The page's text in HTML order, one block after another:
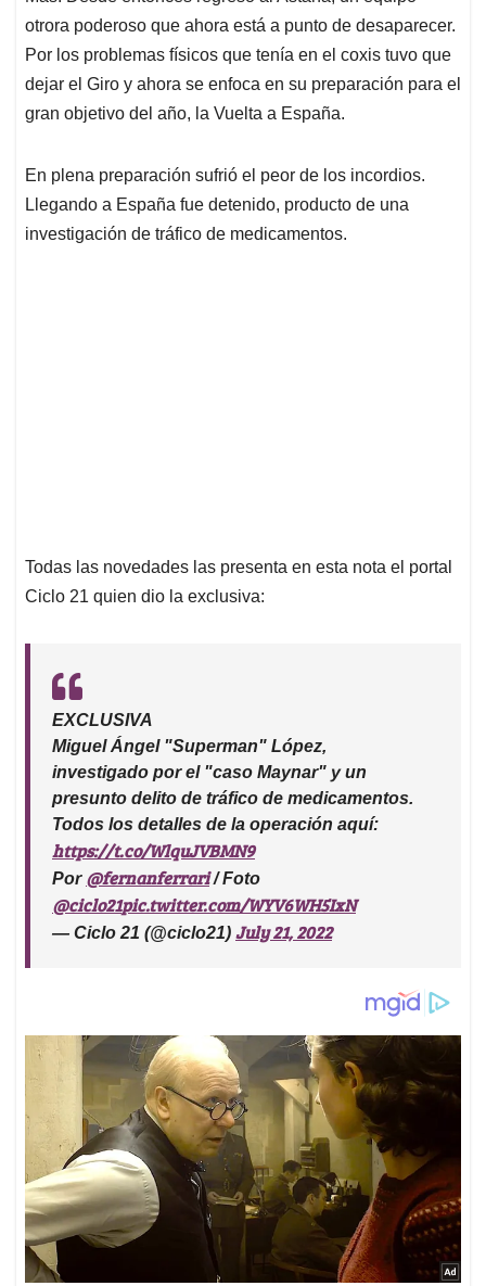
otrora poderoso que ahora está a punto de desaparecer.
Por los problemas físicos que tenía en el coxis tuvo que
dejar el Giro y ahora se enfoca en su preparación para el
gran objetivo del año, la Vuelta a España.
En plena preparación sufrió el peor de los incordios.
Llegando a España fue detenido, producto de una
investigación de tráfico de medicamentos.
Todas las novedades las presenta en esta nota el portal
Ciclo 21 quien dio la exclusiva:
EXCLUSIVA
Miguel Ángel "Superman" López,
investigado por el "caso Maynar" y un
presunto delito de tráfico de medicamentos.
Todos los detalles de la operación aquí:
https://t.co/WlquJVBMN9
Por @fernanferrari/ Foto
@ciclo21pic.twitter.com/WYV6WH5IxN
— Ciclo 21 (@ciclo21) July 21, 2022